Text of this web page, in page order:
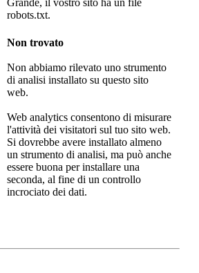
robots.txt.
Non trovato
Non abbiamo rilevato uno strumento
di analisi installato su questo sito
web.
Web analytics consentono di misurare
l'attività dei visitatori sul tuo sito web.
Si dovrebbe avere installato almeno
un strumento di analisi, ma può anche
essere buona per installare una
seconda, al fine di un controllo
incrociato dei dati.